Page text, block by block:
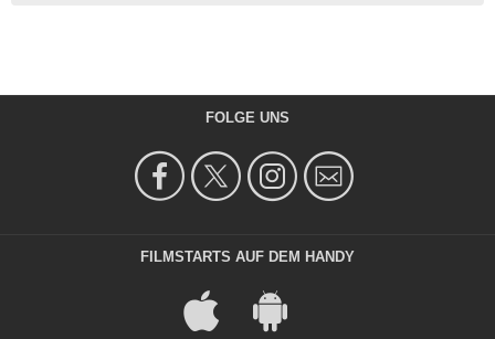
FOLGE UNS
FILMSTARTS AUF DEM HANDY